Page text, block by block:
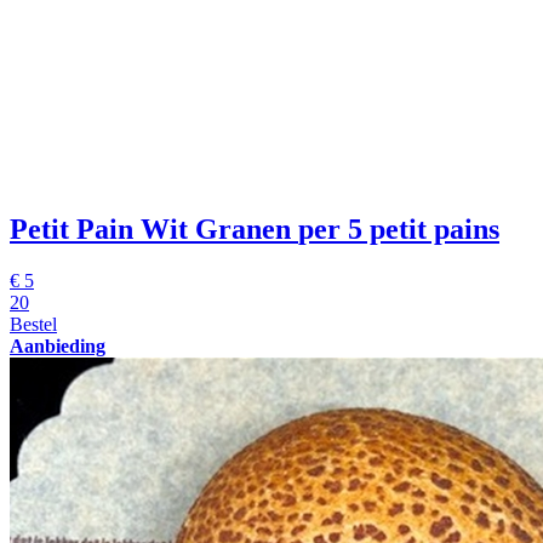
Petit Pain Wit Granen per 5 petit pains
€ 5
20
Bestel
Aanbieding